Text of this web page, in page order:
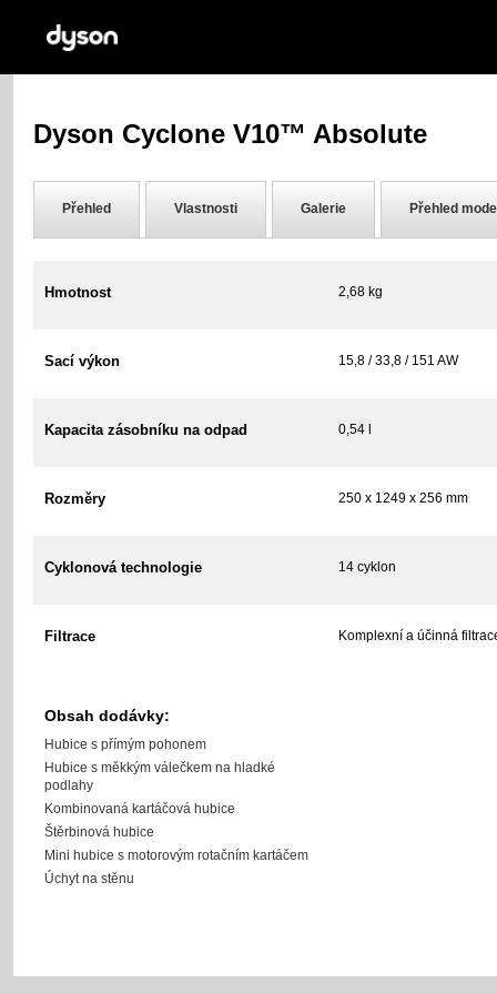
Dyson Cyclone V10™ Absolute
Přehled Vlastnosti Galerie Přehled
Hmotnost 2,68 kg
Sací výkon 15,8 / 33,8 / 151 AW
Kapacita zásobníku na odpad 0,54 l
Rozměry 250 x 1249 x 256 mm
Cyklonová technologie 14 cyklon
Filtrace Komplexní a účinná
Obsah dodávky:
Hubice s přímým pohonem
Hubice s měkkým válečkem na hladké
podlahy
Kombinovaná kartáčová hubice
Štěrbinová hubice
Mini hubice s motorovým rotačním kartáčem
Úchyt na stěnu